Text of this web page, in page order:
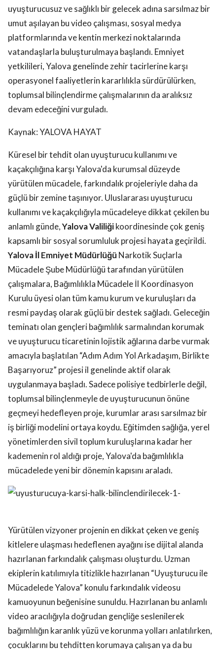
uyuşturucusuz ve sağlıklı bir gelecek adına sarsılmaz bir
umut aşılayan bu video çalışması, sosyal medya
platformlarında ve kentin merkezi noktalarında
vatandaşlarla buluşturulmaya başlandı. Emniyet
yetkilileri, Yalova genelinde zehir tacirlerine karşı
operasyonel faaliyetlerin kararlılıkla sürdürülürken,
toplumsal bilinçlendirme çalışmalarının da aralıksız
devam edeceğini vurguladı.
Kaynak: YALOVA HAYAT
Küresel bir tehdit olan uyuşturucu kullanımı ve
kaçakçılığına karşı Yalova'da kurumsal düzeyde
yürütülen mücadele, farkındalık projeleriyle daha da
güçlü bir zemine taşınıyor. Uluslararası uyuşturucu
kullanımı ve kaçakçılığıyla mücadeleye dikkat çekilen bu
anlamlı günde,Yalova Valiliğikoordinesinde çok geniş
kapsamlı bir sosyal sorumluluk projesi hayata geçirildi.
Yalova İl Emniyet Müdürlüğü Narkotik Suçlarla
Mücadele Şube Müdürlüğü tarafından yürütülen
çalışmalara, Bağımlılıkla Mücadele İl Koordinasyon
Kurulu üyesi olan tüm kamu kurum ve kuruluşları da
resmi paydaş olarak güçlü bir destek sağladı. Geleceğin
teminatı olan gençleri bağımlılık sarmalından korumak
ve uyuşturucu ticaretinin lojistik ağlarına darbe vurmak
amacıyla başlatılan “Adım Adım Yol Arkadaşım, Birlikte
Başarıyoruz” projesi il genelinde aktif olarak
uygulanmaya başladı. Sadece polisiye tedbirlerle değil,
toplumsal bilinçlenmeyle de uyuşturucunun önüne
geçmeyi hedefleyen proje, kurumlar arası sarsılmaz bir
iş birliği modelini ortaya koydu. Eğitimden sağlığa, yerel
yönetimlerden sivil toplum kuruluşlarına kadar her
kademenin rol aldığı proje, Yalova'da bağımlılıkla
mücadelede yeni bir dönemin kapısını araladı.
Yürütülen vizyoner projenin en dikkat çeken ve geniş
kitlelere ulaşması hedeflenen ayağını ise dijital alanda
hazırlanan farkındalık çalışması oluşturdu. Uzman
ekiplerin katılımıyla titizlikle hazırlanan “Uyuşturucu ile
Mücadelede Yalova” konulu farkındalık videosu
kamuoyunun beğenisine sunuldu. Hazırlanan bu anlamlı
video aracılığıyla doğrudan gençliğe seslenilerek
bağımlılığın karanlık yüzü ve korunma yolları anlatılırken,
çocuklarını bu tehditten korumaya çalışan ya da bu